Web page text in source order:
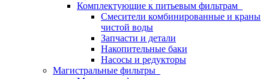
Комплектующие к питьевым фильтрам
Смесители комбинированные и краны
чистой воды
Запчасти и детали
Накопительные баки
Насосы и редукторы
Магистральные фильтры